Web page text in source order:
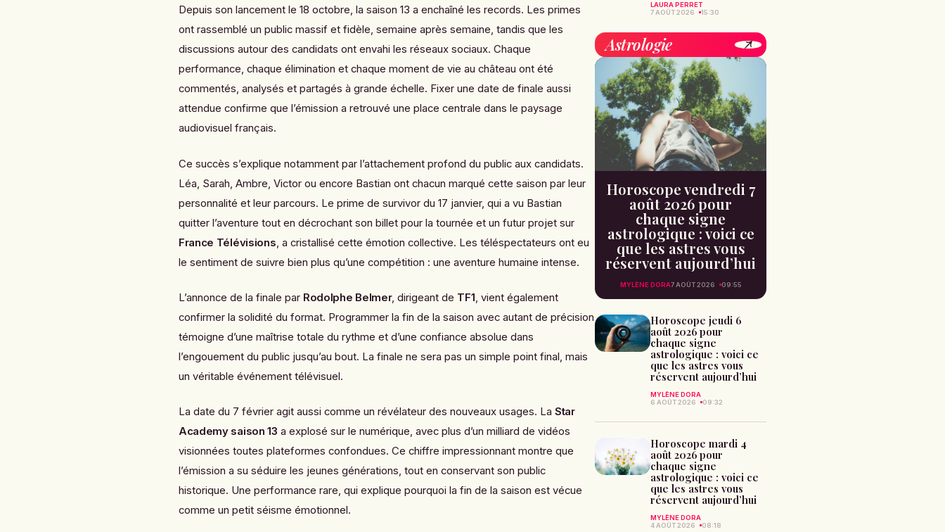
Depuis son lancement le 18 octobre, la saison 13 a enchaîné les records. Les primes
ont rassemblé un public massif et fidèle, semaine après semaine, tandis que les
discussions autour des candidats ont envahi les réseaux sociaux. Chaque
performance, chaque élimination et chaque moment de vie au château ont été
commentés, analysés et partagés à grande échelle. Fixer une date de finale aussi
attendue confirme que l’émission a retrouvé une place centrale dans le paysage
audiovisuel français.
Ce succès s’explique notamment par l’attachement profond du public aux candidats.
Léa, Sarah, Ambre, Victor ou encore Bastian ont chacun marqué cette saison par leur
personnalité et leur parcours. Le prime de survivor du 17 janvier, qui a vu Bastian
quitter l’aventure tout en décrochant son billet pour la tournée et un futur projet sur
France Télévisions, a cristallisé cette émotion collective. Les téléspectateurs ont eu
le sentiment de suivre bien plus qu’une compétition : une aventure humaine intense.
L’annonce de la finale par Rodolphe Belmer, dirigeant de TF1, vient également
confirmer la solidité du format. Programmer la fin de la saison avec autant de précision
témoigne d’une maîtrise totale du rythme et d’une confiance absolue dans
l’engouement du public jusqu’au bout. La finale ne sera pas un simple point final, mais
un véritable événement télévisuel.
La date du 7 février agit aussi comme un révélateur des nouveaux usages. La Star
Academy saison 13 a explosé sur le numérique, avec plus d’un milliard de vidéos
visionnées toutes plateformes confondues. Ce chiffre impressionnant montre que
l’émission a su séduire les jeunes générations, tout en conservant son public
historique. Une performance rare, qui explique pourquoi la fin de la saison est vécue
comme un petit séisme émotionnel.
LAURA PERRET
7 AOÛT 2026
15:30
Astrologie
Horoscope vendredi 7
août 2026 pour
chaque signe
astrologique : voici ce
que les astres vous
réservent aujourd’hui
MYLÈNE DORA7 AOÛT 2026 09:55
Horoscope jeudi 6
août 2026 pour
chaque signe
astrologique : voici ce
que les astres vous
réservent aujourd’hui
MYLÈNE DORA
6 AOÛT 2026
09:32
Horoscope mardi 4
août 2026 pour
chaque signe
astrologique : voici ce
que les astres vous
réservent aujourd’hui
MYLÈNE DORA
4 AOÛT 2026
08:18